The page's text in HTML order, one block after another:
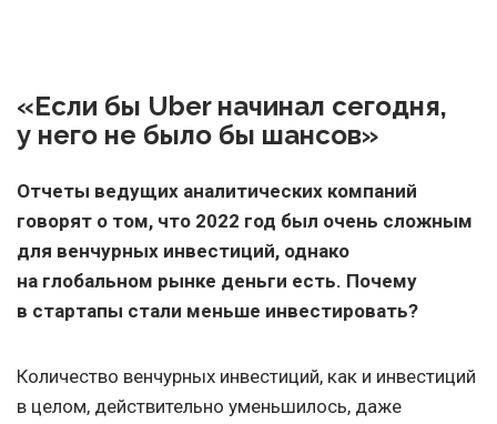
«Если бы Uber начинал сегодня,
у него не было бы шансов»
Отчеты ведущих аналитических компаний
говорят о том, что 2022 год был очень сложным
для венчурных инвестиций, однако
на глобальном рынке деньги есть. Почему
в стартапы стали меньше инвестировать?
Количество венчурных инвестиций, как и инвестиций
в целом, действительно уменьшилось, даже